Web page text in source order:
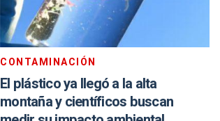
CONTAMINACIÓN
El plástico ya llegó a la alta
montaña y científicos buscan